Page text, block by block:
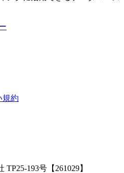
規約
193号【261029】